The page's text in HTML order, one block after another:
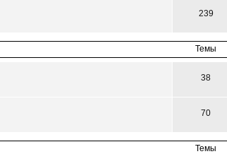
239
Темы
38
70
Темы